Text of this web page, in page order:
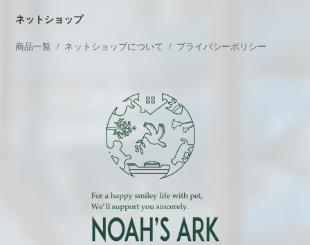
ネットショップ
商品一覧 ネットショップについて プライバシーポリシー